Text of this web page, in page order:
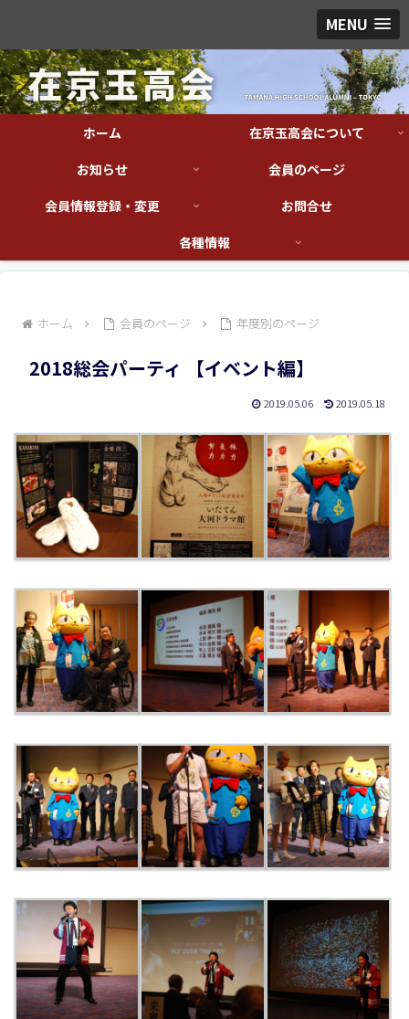
MENU
ホーム
在京玉高会について
お知らせ
会員のページ
会員情報登録・変更
お問合せ
各種情報
ホーム 会員のページ 年度別のページ
2018総会パーティ 【イベント編】
2019.05.06 2019.05.18